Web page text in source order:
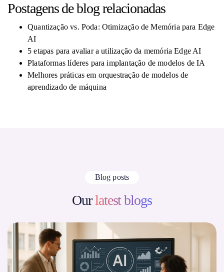
Postagens de blog relacionadas
Quantização vs. Poda: Otimização de Memória para Edge
AI
5 etapas para avaliar a utilização da memória Edge AI
Plataformas líderes para implantação de modelos de IA
Melhores práticas em orquestração de modelos de
aprendizado de máquina
Blog posts
Ourlatest blogs